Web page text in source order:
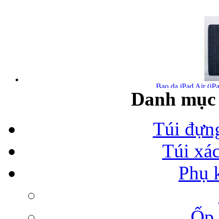
Bao da iPad Air
Bao da iPad Air
Danh
Túi
Túi
Phụ